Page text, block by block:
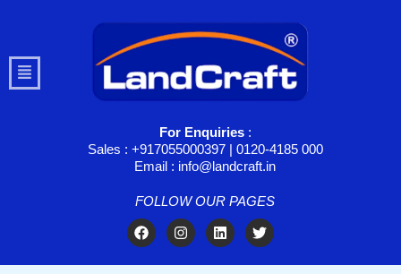
Menu
For Enquiries:
Sales : +917055000397 | 0120-4185 000
Email : info@landcraft.in
FOLLOW OUR PAGES
F
a
c
I
n
s
L
i
n
T
w
i